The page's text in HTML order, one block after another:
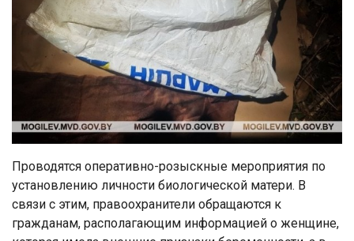
Проводятся оперативно-розыскные мероприятия по
установлению личности биологической матери. В
связи с этим, правоохранители обращаются к
гражданам, располагающим информацией о женщине,